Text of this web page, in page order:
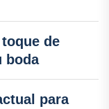
de
boda
para